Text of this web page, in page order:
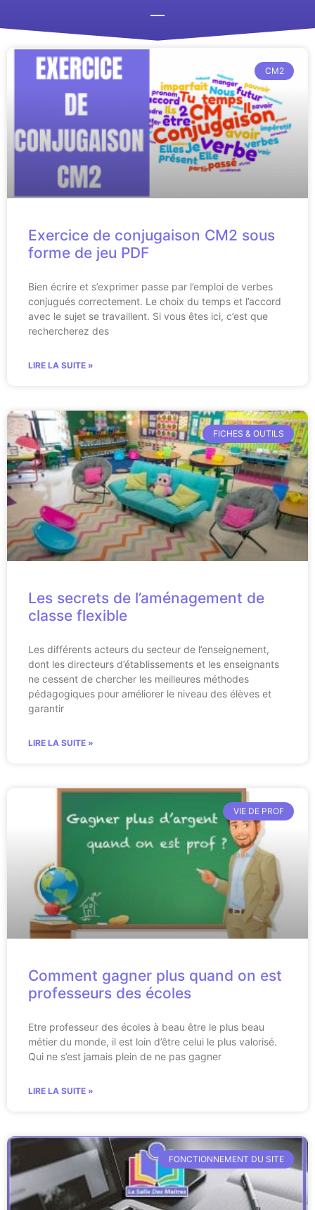
CM2
Exercice de conjugaison CM2 sous
forme de jeu PDF
Bien écrire et s’exprimer passe par l’emploi de verbes
conjugués correctement. Le choix du temps et l’accord
avec le sujet se travaillent. Si vous êtes ici, c’est que
rechercherez des
LIRE LA SUITE »
FICHES & OUTILS
Les secrets de l’aménagement de
classe flexible
Les différents acteurs du secteur de l’enseignement,
dont les directeurs d’établissements et les enseignants
ne cessent de chercher les meilleures méthodes
pédagogiques pour améliorer le niveau des élèves et
garantir
LIRE LA SUITE »
VIE DE PROF
Comment gagner plus quand on est
professeurs des écoles
Etre professeur des écoles à beau être le plus beau
métier du monde, il est loin d’être celui le plus valorisé.
Qui ne s’est jamais plein de ne pas gagner
LIRE LA SUITE »
FONCTIONNEMENT DU SITE